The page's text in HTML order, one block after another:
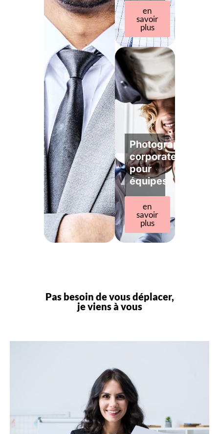
en
savoir
plus
Photographe
corporate
pour
équipes
en
savoir
plus
Pas besoin de vous déplacer,
je viens à vous